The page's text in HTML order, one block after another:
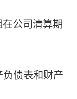
公司清算期
债表和财产